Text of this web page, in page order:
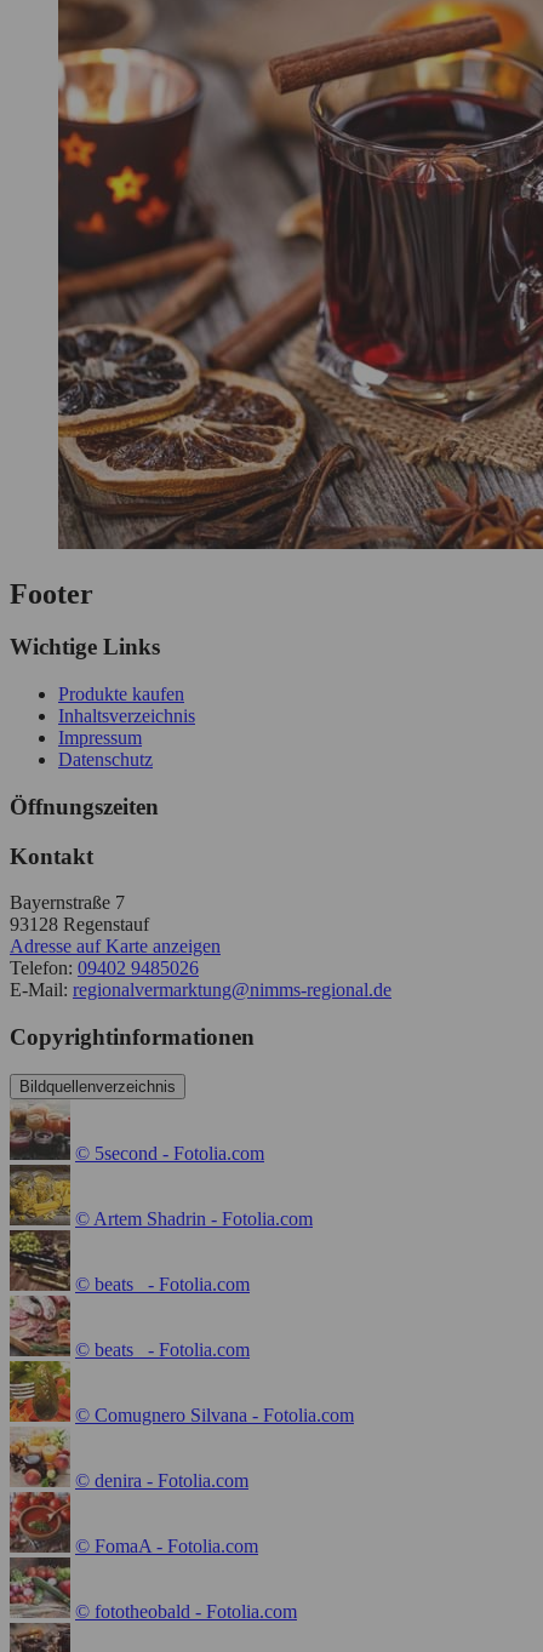
Footer
Wichtige Links
Produkte kaufen
Inhaltsverzeichnis
Impressum
Datenschutz
Öffnungszeiten
Kontakt
Bayernstraße 7
93128 Regenstauf
Adresse auf Karte anzeigen
Telefon: 09402 9485026
E-Mail: regionalvermarktung@nimms-regional.de
Copyrightinformationen
Bildquellenverzeichnis
© 5second - Fotolia.com
© Artem Shadrin - Fotolia.com
© beats_ - Fotolia.com
© beats_ - Fotolia.com
© Comugnero Silvana - Fotolia.com
© denira - Fotolia.com
© FomaA - Fotolia.com
© fototheobald - Fotolia.com